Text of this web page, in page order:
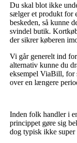
Du skal blot ikke
sælger et produkt for
beskeden, så kunne
svindel butik.
der sikrer køberen
Vi går generelt ind
alternativ kunne du
eksempel ViaBill, for
over en længere
Inden folk handler i
princippet gøre sig
dog typisk ikke super